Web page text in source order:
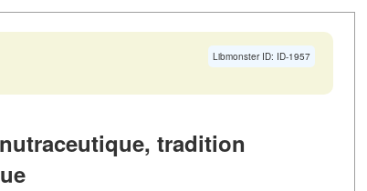
Libmonster ID: ID-1957
tradition